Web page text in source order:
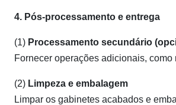
4. Pós-processamento e entrega
(1) Processamento secundário
Fornecer operações adicionais,
(2) Limpeza e embalagem
Limpar os gabinetes acabados e